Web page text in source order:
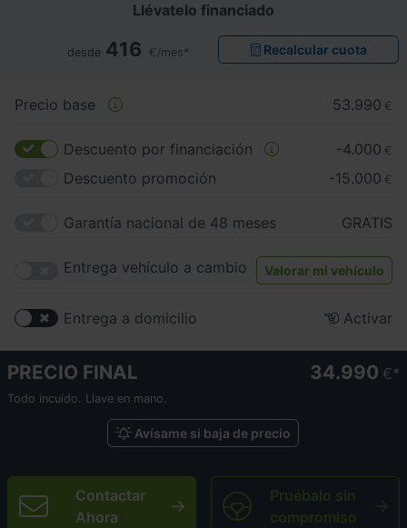
Llévatelo financiado
desde 416 €/mes* Recalcular cuota
Precio base 53.990 €
Descuento por financiación -4.000 €
Descuento promoción -15.000 €
Garantía nacional de 48 meses GRATIS
Entrega vehículo a cambio Valorar mi vehículo
Entrega a domicilio Activar
PRECIO FINAL 34.990 €
Todo incuido. Llave en mano.
Avísame si baja de precio
Contactar
Ahora
Pruébalo sin
compromiso